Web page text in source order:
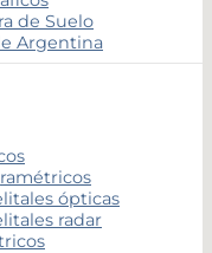
de Suelo
Argentina
ópticas
radar